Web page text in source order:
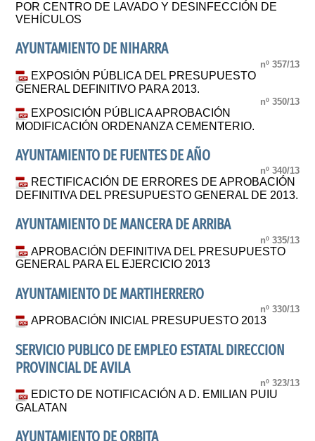
POR CENTRO DE LAVADO Y DESINFECCIÓN DE
VEHÍCULOS
AYUNTAMIENTO DE NIHARRA
nº 357/13
EXPOSIÓN PÚBLICA DEL PRESUPUESTO
GENERAL DEFINITIVO PARA 2013.
nº 350/13
EXPOSICIÓN PÚBLICA APROBACIÓN
MODIFICACIÓN ORDENANZA CEMENTERIO.
AYUNTAMIENTO DE FUENTES DE AÑO
nº 340/13
RECTIFICACIÓN DE ERRORES DE APROBACIÓN
DEFINITIVA DEL PRESUPUESTO GENERAL DE 2013.
AYUNTAMIENTO DE MANCERA DE ARRIBA
nº 335/13
APROBACIÓN DEFINITIVA DEL PRESUPUESTO
GENERAL PARA EL EJERCICIO 2013
AYUNTAMIENTO DE MARTIHERRERO
nº 330/13
APROBACIÓN INICIAL PRESUPUESTO 2013
SERVICIO PUBLICO DE EMPLEO ESTATAL DIRECCION
PROVINCIAL DE AVILA
nº 323/13
EDICTO DE NOTIFICACIÓN A D. EMILIAN PUIU
GALATAN
AYUNTAMIENTO DE ORBITA